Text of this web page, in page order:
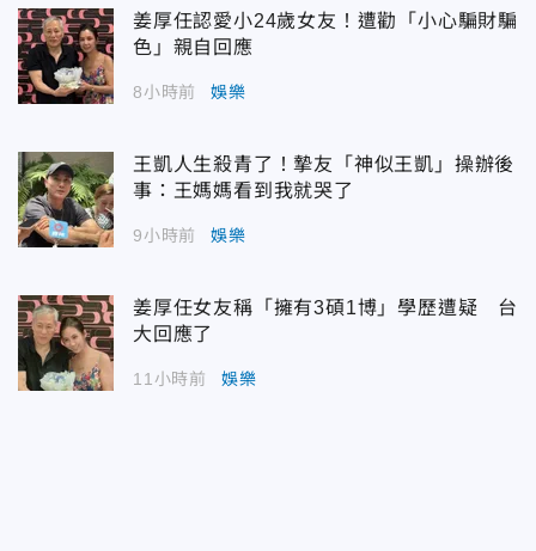
姜厚任認愛小24歲女友！遭勸「小心騙財騙
色」親自回應
8小時前 娛樂
王凱人生殺青了！摯友「神似王凱」操辦後
事：王媽媽看到我就哭了
9小時前 娛樂
姜厚任女友稱「擁有3碩1博」學歷遭疑 台
大回應了
11小時前 娛樂